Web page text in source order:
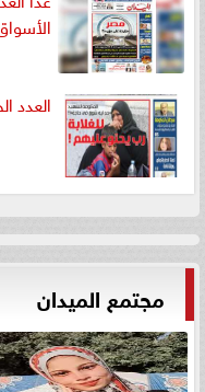
العدد
مجتمع الميدان